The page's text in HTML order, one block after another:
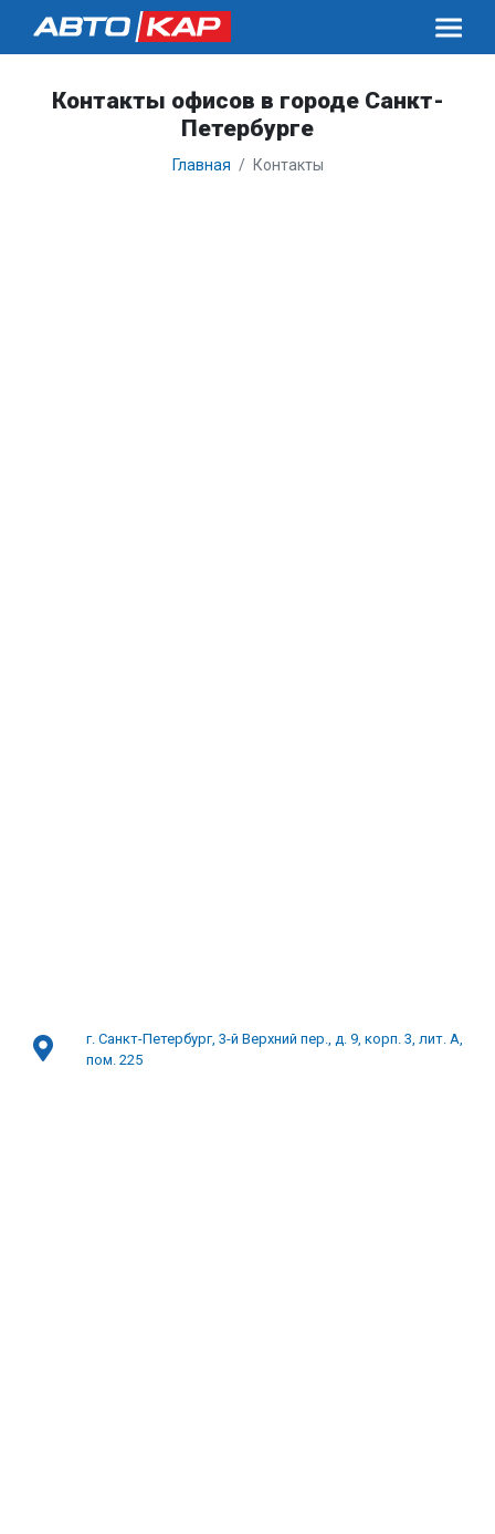
Контакты офисов в городе Санкт-
Петербурге
Главная Контакты
г. Санкт-Петербург, 3-й Верхний пер., д. 9, корп. 3, лит. А,
пом. 225